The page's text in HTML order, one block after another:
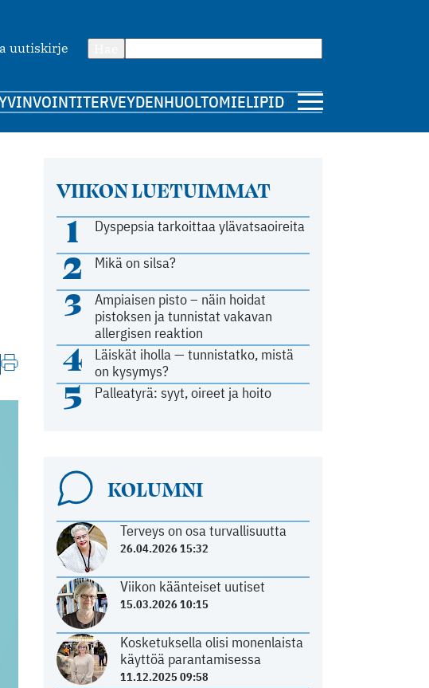
uutiskirje
TERVEYDENHUOLTOMIELIPIDE
VIIKON LUETUIMMAT
1 Dyspepsia tarkoittaa ylävatsaoireita
2 Mikä on silsa?
3
Ampiaisen pisto – näin hoidat
pistoksen ja tunnistat vakavan
allergisen reaktion
4
Läiskät iholla — tunnistatko, mistä
on kysymys?
5 Palleatyrä: syyt, oireet ja hoito
KOLUMNI
Terveys on osa turvallisuutta
26.04.2026 15:32
Viikon käänteiset uutiset
15.03.2026 10:15
Kosketuksella olisi monenlaista
käyttöä parantamisessa
11.12.2025 09:58